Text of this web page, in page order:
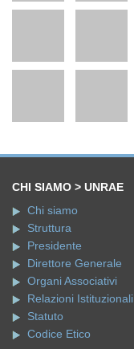
CHI SIAMO > UNRAE
Chi siamo
Struttura
Presidente
Direttore Generale
Organi Associativi
Relazioni Istituzionali
Statuto
Codice Etico